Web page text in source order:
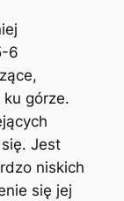
6
górze.
Jest
niskich
się jej